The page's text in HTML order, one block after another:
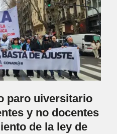
paro uiversitario
y no docentes
de la ley de